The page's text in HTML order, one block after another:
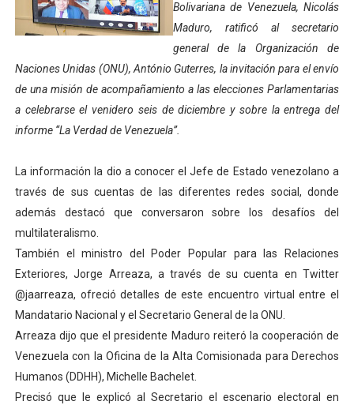
Fortaleciendo la economía comunal en El Vigía con
Campo Elías consolida plan de bacheo en el sector La
Fundecem inició con éxito el taller vacacional de
El Lactario del Iahula celebra la Semana Mundial de la
Plan Vacacional "Venezuela Ríe 2026" brinda
Iniciación al yoga reúne a diversos clubes deportivos
Mincomunas impulsa el autogobierno en Mérida con
Expertos inspeccionan espacios del OAN para la
Dictan MasterClass en el marco del Encuentro LAGO
Campo Elías avanza con plan de asfaltado
Bolivariana de Venezuela, Nicolás
Maduro, ratificó al secretario
general de la Organización de
Naciones Unidas (ONU), António Guterres, la invitación para el envío
de una misión de acompañamiento a las elecciones Parlamentarias
a celebrarse el venidero seis de diciembre y sobre la entrega del
informe “La Verdad de Venezuela”.
La información la dio a conocer el Jefe de Estado venezolano a
través de sus cuentas de las diferentes redes social, donde
además destacó que conversaron sobre los desafíos del
multilateralismo.
También el ministro del Poder Popular para las Relaciones
Exteriores, Jorge Arreaza, a través de su cuenta en Twitter
@jaarreaza, ofreció detalles de este encuentro virtual entre el
Mandatario Nacional y el Secretario General de la ONU.
Arreaza dijo que el presidente Maduro reiteró la cooperación de
Venezuela con la Oficina de la Alta Comisionada para Derechos
Humanos (DDHH), Michelle Bachelet.
Precisó que le explicó al Secretario el escenario electoral en